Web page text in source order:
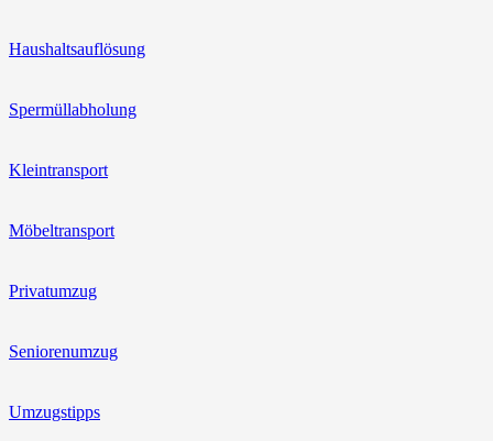
Haushaltsauflösung
Spermüllabholung
Kleintransport
Möbeltransport
Privatumzug
Seniorenumzug
Umzugstipps